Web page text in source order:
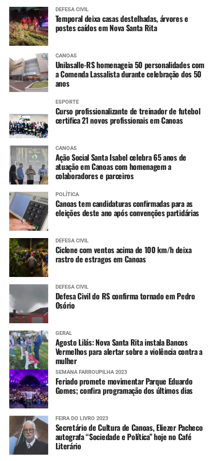
DEFESA CIVIL
Temporal deixa casas destelhadas, árvores e
postes caídos em Nova Santa Rita
CANOAS
Unilasalle-RS homenageia 50 personalidades com
a Comenda Lassalista durante celebração dos 50
anos
ESPORTE
Curso profissionalizante de treinador de futebol
certifica 21 novos profissionais em Canoas
CANOAS
Ação Social Santa Isabel celebra 65 anos de
atuação em Canoas com homenagem a
colaboradores e parceiros
POLÍTICA
Canoas tem candidaturas confirmadas para as
eleições deste ano após convenções partidárias
DEFESA CIVIL
Ciclone com ventos acima de 100 km/h deixa
rastro de estragos em Canoas
DEFESA CIVIL
Defesa Civil do RS confirma tornado em Pedro
Osório
GERAL
Agosto Lilás: Nova Santa Rita instala Bancos
Vermelhos para alertar sobre a violência contra a
mulher
SEMANA FARROUPILHA 2023
Feriado promete movimentar Parque Eduardo
Gomes; confira programação dos últimos dias
FEIRA DO LIVRO 2023
Secretário de Cultura de Canoas, Eliezer Pacheco
autografa “Sociedade e Política” hoje no Café
Literário